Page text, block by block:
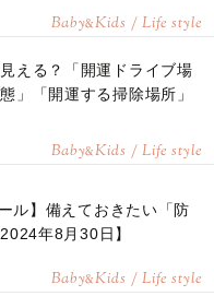
Baby&Kids / Life style
える？「開運ドライブ場
」「開運する掃除場所」
Baby&Kids / Life style
ル】備えておきたい「防
年8月30日】
Baby&Kids / Life style